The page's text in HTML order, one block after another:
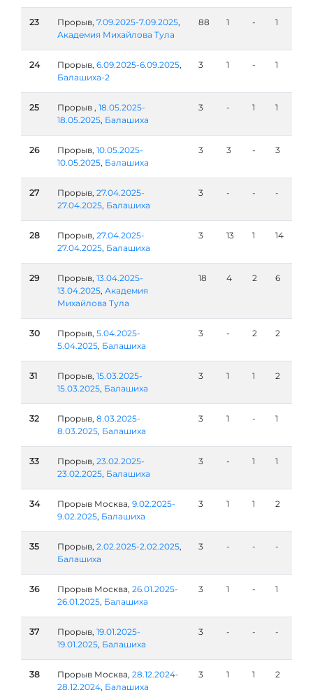
23 Прорыв, 7.09.2025-7.09.2025,
Академия Михайлова Тула
88 1 - 1
24 Прорыв, 6.09.2025-6.09.2025,
Балашиха-2
3 1 - 1
25 Прорыв , 18.05.2025-
18.05.2025, Балашиха
3 - 1 1
26 Прорыв, 10.05.2025-
10.05.2025, Балашиха
3 3 - 3
27 Прорыв, 27.04.2025-
27.04.2025, Балашиха
3 - - -
28 Прорыв, 27.04.2025-
27.04.2025, Балашиха
3 13 1 14
29 Прорыв, 13.04.2025-
13.04.2025, Академия
Михайлова Тула
18 4 2 6
30 Прорыв, 5.04.2025-
5.04.2025, Балашиха
3 - 2 2
31 Прорыв, 15.03.2025-
15.03.2025, Балашиха
3 1 1 2
32 Прорыв, 8.03.2025-
8.03.2025, Балашиха
3 1 - 1
33 Прорыв, 23.02.2025-
23.02.2025, Балашиха
3 - 1 1
34 Прорыв Москва, 9.02.2025-
9.02.2025, Балашиха
3 1 1 2
35 Прорыв, 2.02.2025-2.02.2025,
Балашиха
3 - - -
36 Прорыв Москва, 26.01.2025-
26.01.2025, Балашиха
3 1 - 1
37 Прорыв, 19.01.2025-
19.01.2025, Балашиха
3 - - -
38 Прорыв Москва, 28.12.2024-
28.12.2024, Балашиха
3 1 1 2